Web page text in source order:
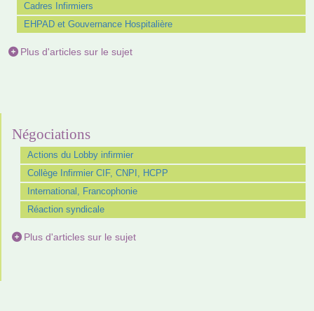
Cadres Infirmiers
EHPAD et Gouvernance Hospitalière
Plus d'articles sur le sujet
Négociations
Actions du Lobby infirmier
Collège Infirmier CIF, CNPI, HCPP
International, Francophonie
Réaction syndicale
Plus d'articles sur le sujet